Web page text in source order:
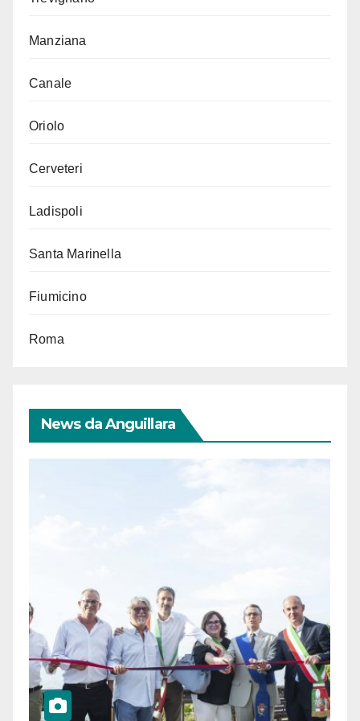
Manziana
Canale
Oriolo
Cerveteri
Ladispoli
Santa Marinella
Fiumicino
Roma
News da Anguillara